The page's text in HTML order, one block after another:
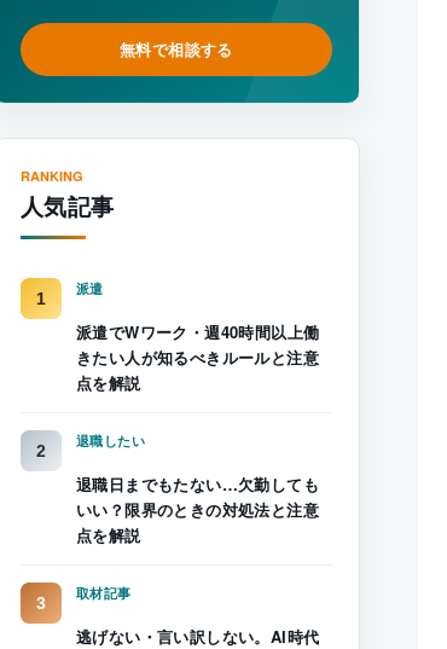
無料で相談する
RANKING
人気記事
派遣
派遣でWワーク・週40時間以上働
きたい人が知るべきルールと注意
点を解説
退職したい
退職日までもたない…欠勤しても
いい？限界のときの対処法と注意
点を解説
取材記事
逃げない・言い訳しない。AI時代